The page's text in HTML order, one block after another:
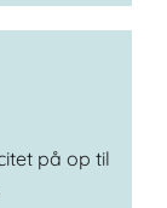
på op til